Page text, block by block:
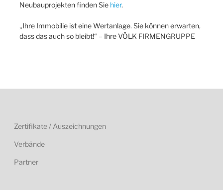
Neubauprojekten finden Sie hier.
„Ihre Immobilie ist eine Wertanlage. Sie können erwarten,
dass das auch so bleibt!“ – Ihre VÖLK FIRMENGRUPPE
Zertifikate / Auszeichnungen
Verbände
Partner